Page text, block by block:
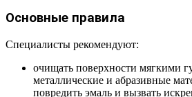
Основные правила
Специалисты рекомендуют:
очищать поверхности мягкими
металлические и абразивные
повредить эмаль и вызвать